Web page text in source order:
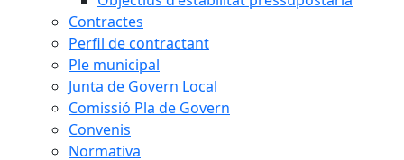
Contractes
Perfil de contractant
Ple municipal
Junta de Govern Local
Comissió Pla de Govern
Convenis
Normativa